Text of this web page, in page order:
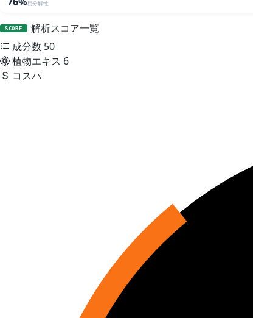
易分解性
SCORE
解析スコア一覧
成分数 50
植物エキス 6
コスパ